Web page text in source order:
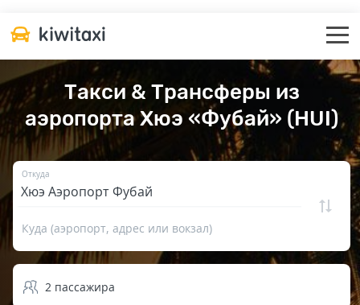
Такси & Трансферы из
аэропорта Хюэ «Фубай» (HUI)
Откуда
Куда (аэропорт, адрес или вокзал)
2 пассажира